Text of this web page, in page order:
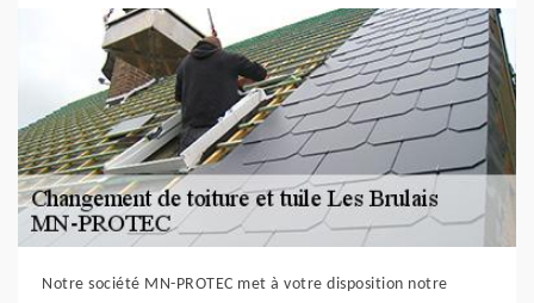
Notre société MN-PROTEC met à votre disposition notre